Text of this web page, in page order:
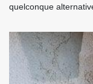
quelconque